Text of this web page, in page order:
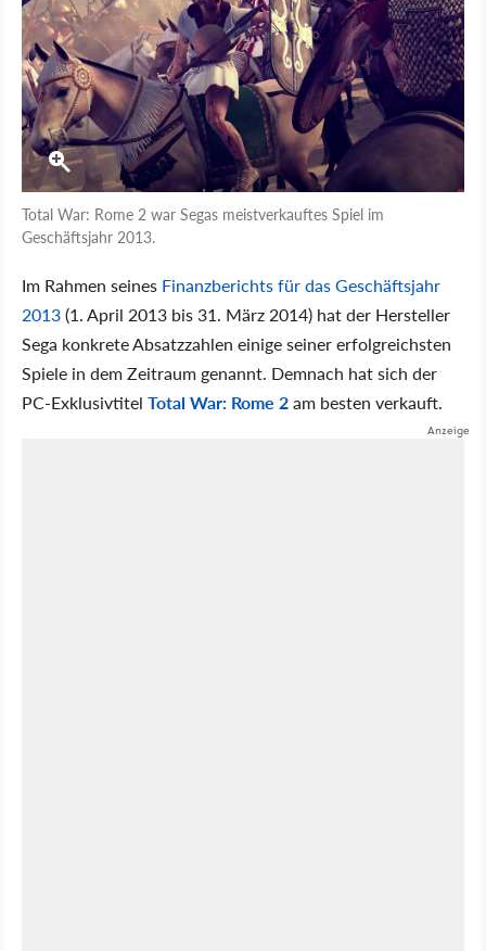
Total War: Rome 2 war Segas meistverkauftes Spiel im
Geschäftsjahr 2013.
Im Rahmen seines Finanzberichts für das Geschäftsjahr
2013(1. April 2013 bis 31. März 2014) hat der Hersteller
Sega konkrete Absatzzahlen einige seiner erfolgreichsten
Spiele in dem Zeitraum genannt. Demnach hat sich der
PC-Exklusivtitel Total War: Rome 2am besten verkauft.